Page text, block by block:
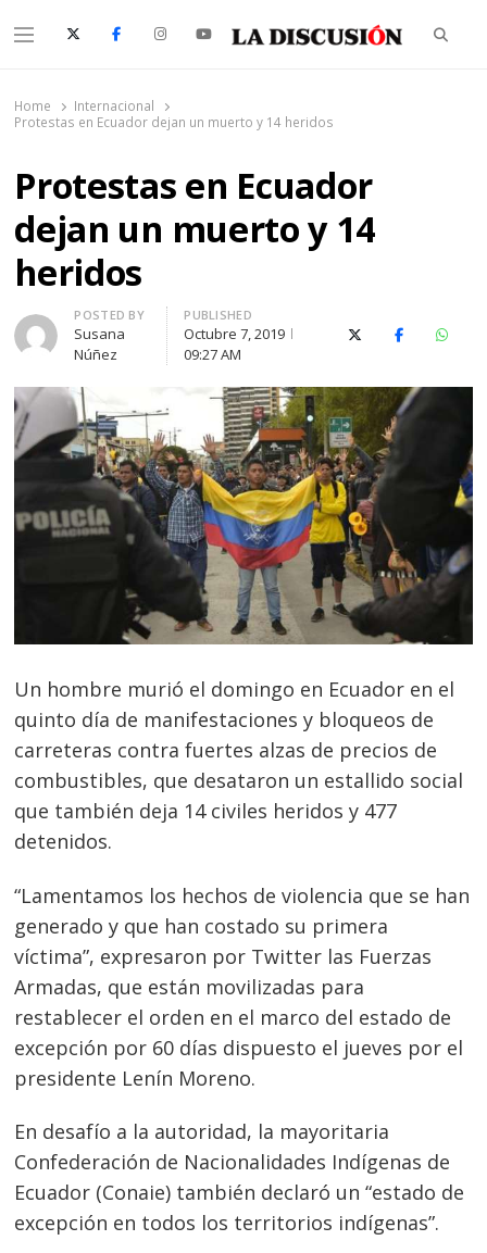
Menu
Home
Internacional
Protestas en Ecuador dejan un muerto y 14 heridos
Protestas en Ecuador
dejan un muerto y 14
heridos
Author
POSTED BY
Susana
Núñez
PUBLISHED
Octubre 7, 2019
09:27 AM
X (Twitter)Facebook
Un hombre murió el domingo en Ecuador en el
quinto día de manifestaciones y bloqueos de
carreteras contra fuertes alzas de precios de
combustibles, que desataron un estallido social
que también deja 14 civiles heridos y 477
detenidos.
“Lamentamos los hechos de violencia que se han
generado y que han costado su primera
víctima”, expresaron por Twitter las Fuerzas
Armadas, que están movilizadas para
restablecer el orden en el marco del estado de
excepción por 60 días dispuesto el jueves por el
presidente Lenín Moreno.
En desafío a la autoridad, la mayoritaria
Confederación de Nacionalidades Indígenas de
Ecuador (Conaie) también declaró un “estado de
excepción en todos los territorios indígenas”.